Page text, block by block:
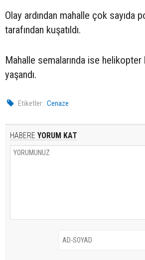
Olay ardından mahalle çok sayıda
tarafından kuşatıldı.
Mahalle semalarında ise
yaşandı.
Etiketler : Cenaze
HABERE YORUM KAT